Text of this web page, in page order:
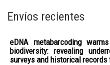
Envíos recientes
eDNA metabarcoding
biodiversity: revealing
surveys and historical